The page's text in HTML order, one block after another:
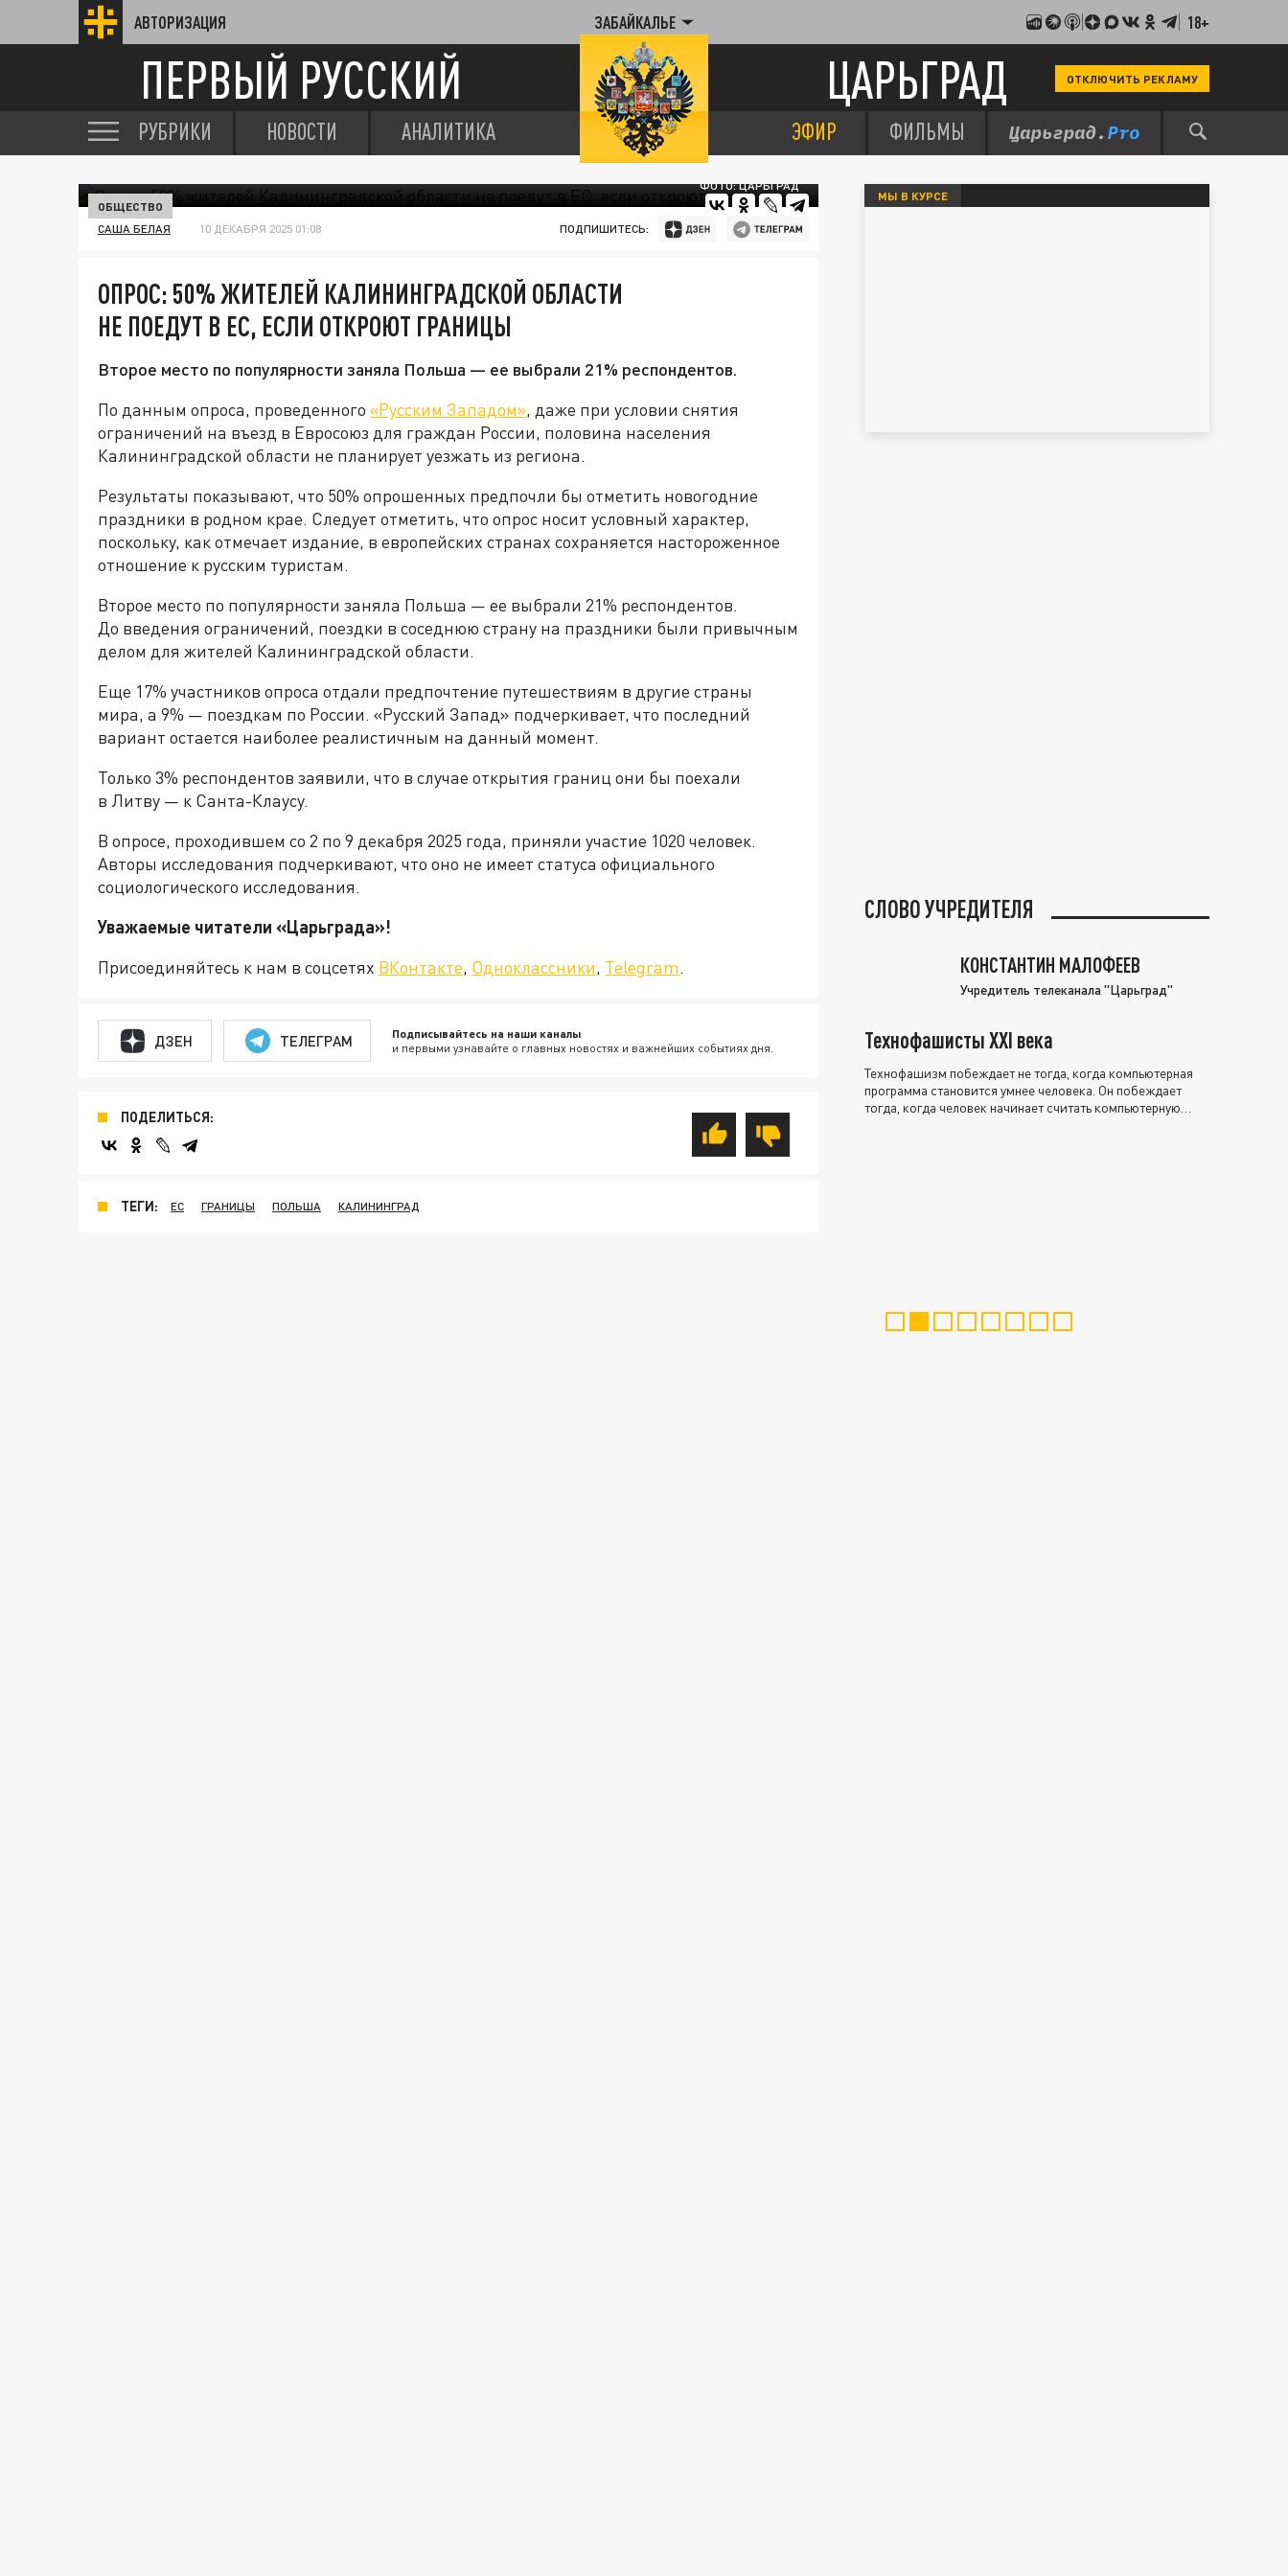
АВТОРИЗАЦИЯ ЗАБАЙКАЛЬЕ 18+
ПЕРВЫЙ РУССКИЙ ЦАРЬГРАД ОТКЛЮЧИТЬ РЕКЛАМУ
РУБРИКИ НОВОСТИ АНАЛИТИКА ЭФИР ФИЛЬМЫ
ФОТО: ЦАРЬГРАД
ОБЩЕСТВО
САША БЕЛАЯ 10 ДЕКАБРЯ 2025 01:08 ПОДПИШИТЕСЬ:
ОПРОС: 50% ЖИТЕЛЕЙ КАЛИНИНГРАДСКОЙ ОБЛАСТИ
НЕ ПОЕДУТ В ЕС, ЕСЛИ ОТКРОЮТ ГРАНИЦЫ
Второе место по популярности заняла Польша — ее выбрали 21% респондентов.
По данным опроса, проведенного «Русским Западом», даже при условии снятия
ограничений на въезд в Евросоюз для граждан России, половина населения
Калининградской области не планирует уезжать из региона.
Результаты показывают, что 50% опрошенных предпочли бы отметить новогодние
праздники в родном крае. Следует отметить, что опрос носит условный характер,
поскольку, как отмечает издание, в европейских странах сохраняется настороженное
отношение к русским туристам.
Второе место по популярности заняла Польша — ее выбрали 21% респондентов.
До введения ограничений, поездки в соседнюю страну на праздники были привычным
делом для жителей Калининградской области.
Еще 17% участников опроса отдали предпочтение путешествиям в другие страны
мира, а 9% — поездкам по России. «Русский Запад» подчеркивает, что последний
вариант остается наиболее реалистичным на данный момент.
Только 3% респондентов заявили, что в случае открытия границ они бы поехали
в Литву — к Санта-Клаусу.
В опросе, проходившем со 2 по 9 декабря 2025 года, приняли участие 1020 человек.
Авторы исследования подчеркивают, что оно не имеет статуса официального
социологического исследования.
Уважаемые читатели «Царьграда»!
Присоединяйтесь к нам в соцсетях ВКонтакте, Одноклассники, Telegram.
ДЗЕН ТЕЛЕГРАМ Подписывайтесь на наши каналы
и первыми узнавайте о главных новостях и важнейших событиях дня.
ПОДЕЛИТЬСЯ:
ТЕГИ: ЕС ГРАНИЦЫ ПОЛЬША КАЛИНИНГРАД
МЫ В КУРСЕ
СЛОВО УЧРЕДИТЕЛЯ
КОНСТАНТИН МАЛОФЕЕВ
Учредитель телеканала "Царьград"
Технофашисты XXI века
Технофашизм побеждает не тогда, когда компьютерная
программа становится умнее человека. Он побеждает
тогда, когда человек начинает считать компьютерную